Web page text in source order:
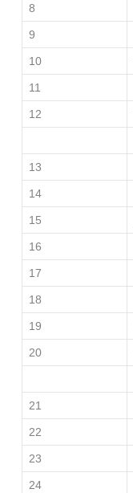
8
9
10
11
12
13
14
15
16
17
18
19
20
21
22
23
24